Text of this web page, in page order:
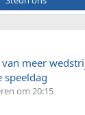
meer
speeldag
om 20:15